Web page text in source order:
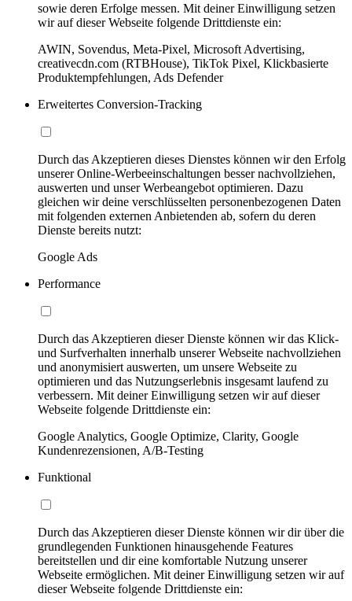
sowie deren Erfolge messen. Mit deiner Einwilligung setzen
wir auf dieser Webseite folgende Drittdienste ein:
AWIN, Sovendus, Meta-Pixel, Microsoft Advertising,
creativecdn.com (RTBHouse), TikTok Pixel, Klickbasierte
Produktempfehlungen, Ads Defender
Erweitertes Conversion-Tracking
Durch das Akzeptieren dieses Dienstes können wir den Erfolg
unserer Online-Werbeeinschaltungen besser nachvollziehen,
auswerten und unser Werbeangebot optimieren. Dazu
gleichen wir deine verschlüsselten personenbezogenen Daten
mit folgenden externen Anbietenden ab, sofern du deren
Dienste bereits nutzt:
Google Ads
Performance
Durch das Akzeptieren dieser Dienste können wir das Klick-
und Surfverhalten innerhalb unserer Webseite nachvollziehen
und anonymisiert auswerten, um unsere Webseite zu
optimieren und das Nutzungserlebnis insgesamt laufend zu
verbessern. Mit deiner Einwilligung setzen wir auf dieser
Webseite folgende Drittdienste ein:
Google Analytics, Google Optimize, Clarity, Google
Kundenrezensionen, A/B-Testing
Funktional
Durch das Akzeptieren dieser Dienste können wir dir über die
grundlegenden Funktionen hinausgehende Features
bereitstellen und dir eine komfortable Nutzung unserer
Webseite ermöglichen. Mit deiner Einwilligung setzen wir auf
dieser Webseite folgende Drittdienste ein: